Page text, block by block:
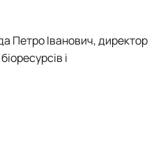
Петро Іванович, директор
і